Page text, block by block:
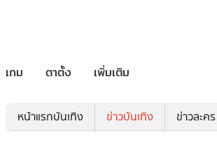
เกม ตาตั้ง เพิ่มเติม
หน้าแรกบันเทิง ข่าวบันเทิง ข่าวละคร